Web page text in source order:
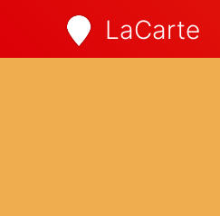
LaCarte